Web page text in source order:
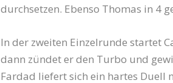
durchsetzen. Ebenso Thomas in 4
In der zweiten Einzelrunde startet
dann zündet er den Turbo und
Fardad liefert sich ein hartes Duell